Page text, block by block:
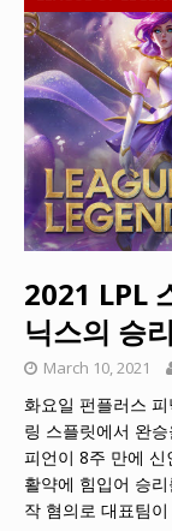
2021 LPL
닉스의 승
March 10, 2021
화요일 펀플러스
링 스플릿에서 완
피언이 8주 만에 신
활약에 힘입어 승
작 혐의로 대표팀이